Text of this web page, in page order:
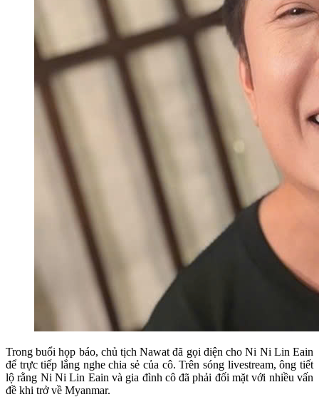
Trong buổi họp báo, chủ tịch Nawat đã gọi điện cho Ni Ni Lin Eain
để trực tiếp lắng nghe chia sẻ của cô. Trên sóng livestream, ông tiết
lộ rằng Ni Ni Lin Eain và gia đình cô đã phải đối mặt với nhiều vấn
đề khi trở về Myanmar.